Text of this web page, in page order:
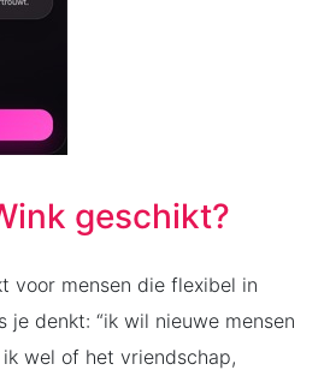
geschikt?
voor mensen die flexibel in
je denkt: “ik wil nieuwe mensen
wel of het vriendschap,